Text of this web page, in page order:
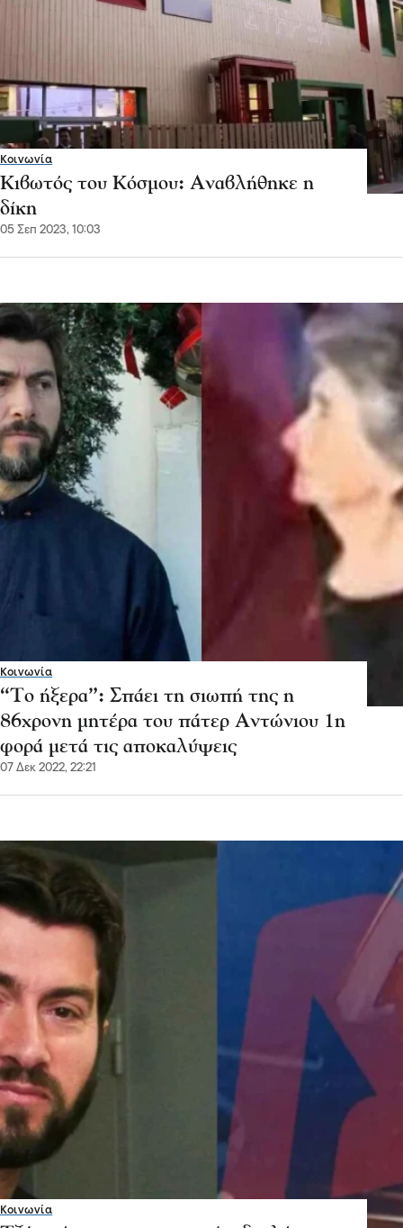
Κοινωνία
Κιβωτός του Κόσμου: Αναβλήθηκε η
δίκη
05 Σεπ 2023, 10:03
Κοινωνία
“Το ήξερα”: Σπάει τη σιωπή της η
86χρονη μητέρα του πάτερ Αντώνιου 1η
φορά μετά τις αποκαλύψεις
07 Δεκ 2022, 22:21
Κοινωνία